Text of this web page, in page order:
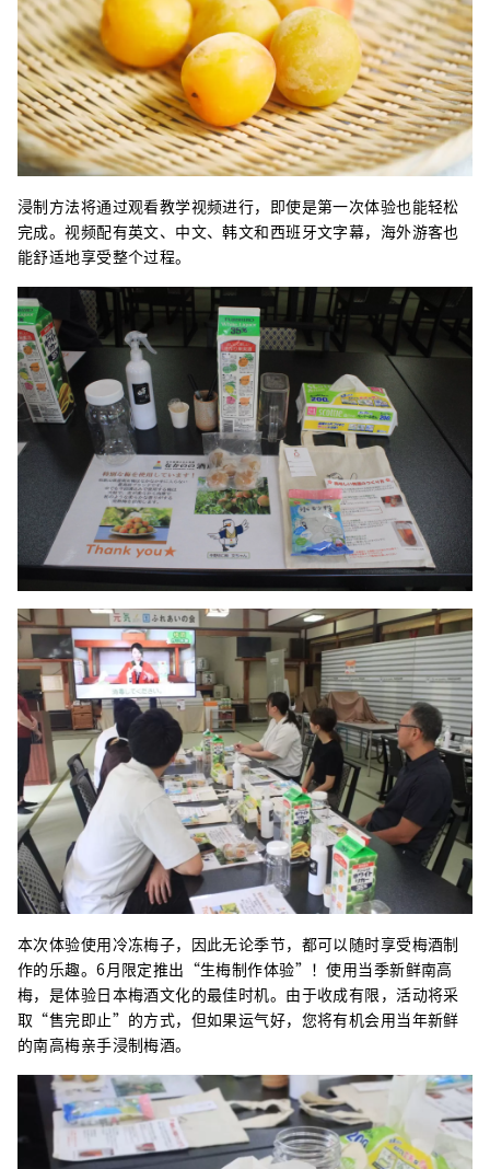
浸制方法将通过观看教学视频进行，即使是第一次体验也能轻松
完成。视频配有英文、中文、韩文和西班牙文字幕，海外游客也
能舒适地享受整个过程。
本次体验使用冷冻梅子，因此无论季节，都可以随时享受梅酒制
作的乐趣。6月限定推出“生梅制作体验”！使用当季新鲜南高
梅，是体验日本梅酒文化的最佳时机。由于收成有限，活动将采
取“售完即止”的方式，但如果运气好，您将有机会用当年新鲜
的南高梅亲手浸制梅酒。